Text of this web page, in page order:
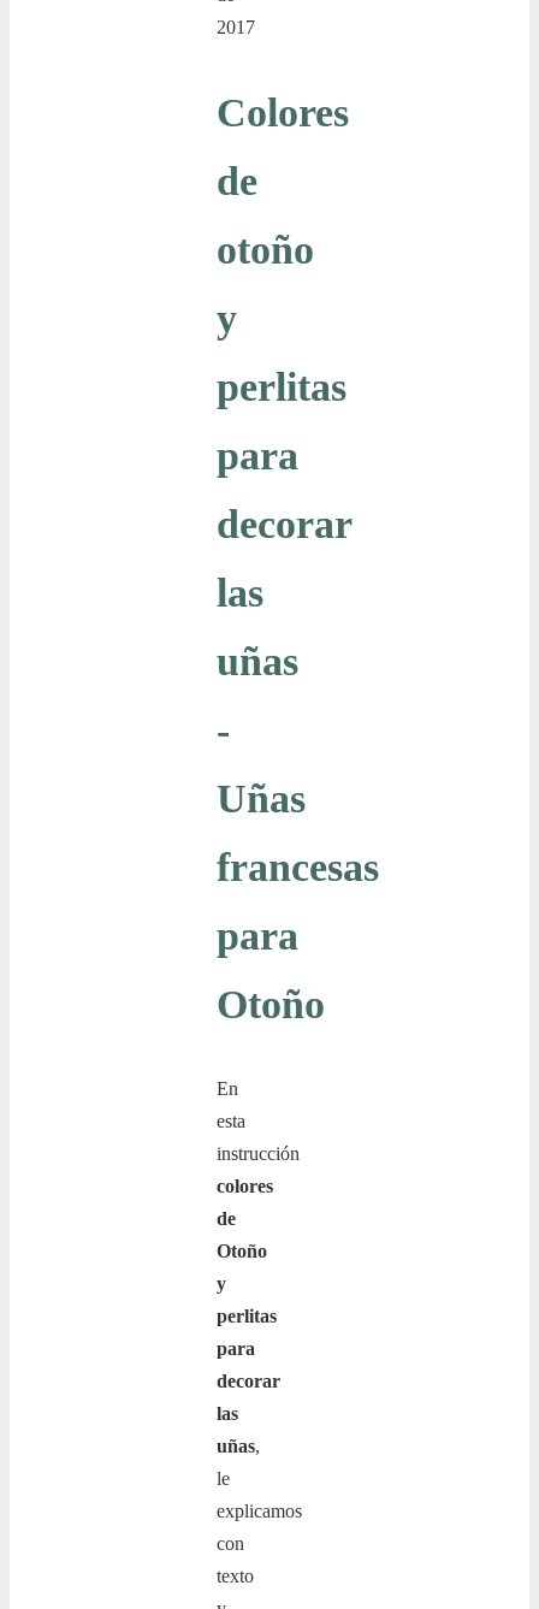
2017
Colores
de
otoño
y
perlitas
para
decorar
las
uñas
-
Uñas
francesas
para
Otoño
En
esta
instrucción
colores
de
Otoño
y
perlitas
para
decorar
las
uñas,
le
explicamos
con
texto